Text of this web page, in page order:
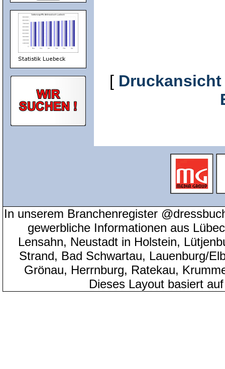
[ Druckansicht
In unserem Branchenregister
gewerbliche Informationen aus
Lensahn, Neustadt in Holstein,
Strand, Bad Schwartau, Lauenburg/
Grönau, Herrnburg, Ratekau,
Dieses Layout basiert